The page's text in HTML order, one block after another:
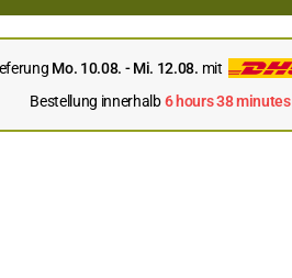
Mo. 10.08. - Mi. 12.08. mit
Bestellung innerhalb6 hours 38 minutes